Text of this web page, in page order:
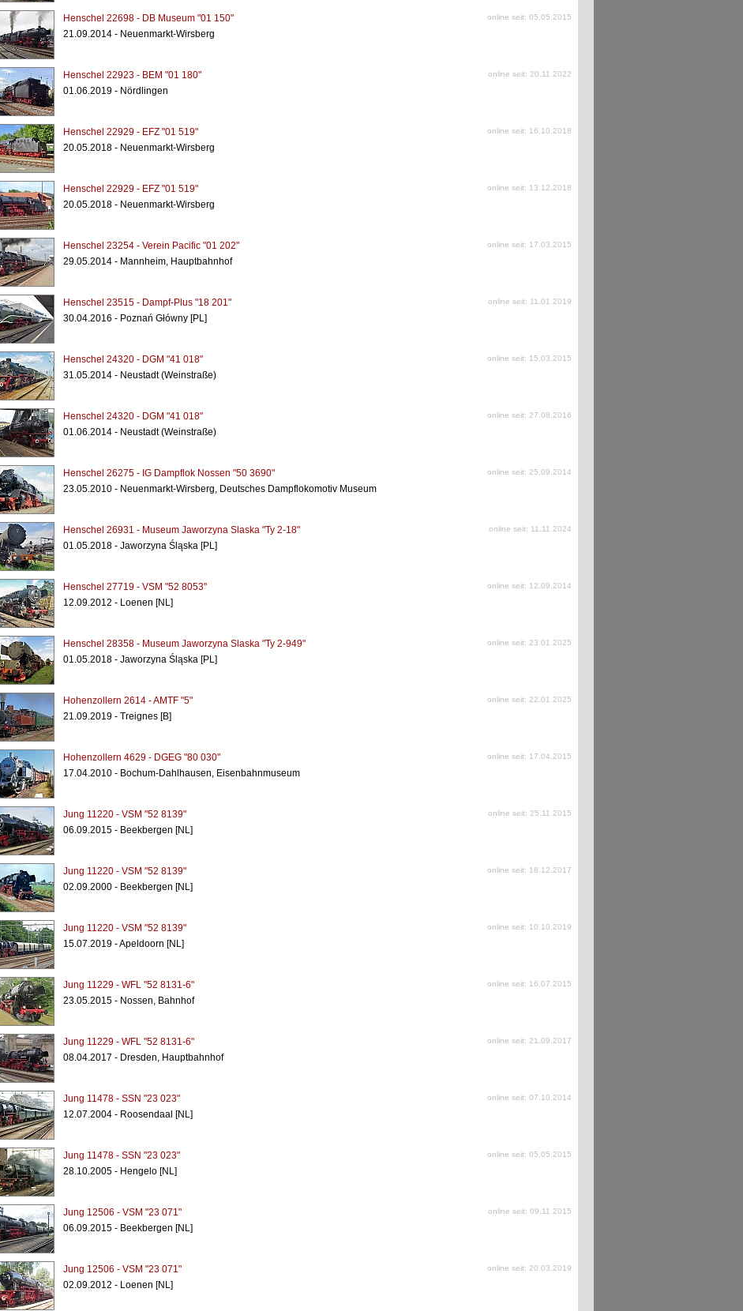
Henschel 22698 - DB Museum "01 150" online seit: 05.05.2015
21.09.2014 - Neuenmarkt-Wirsberg
Henschel 22923 - BEM "01 180" online seit: 20.11.2022
01.06.2019 - Nördlingen
Henschel 22929 - EFZ "01 519" online seit: 16.10.2018
20.05.2018 - Neuenmarkt-Wirsberg
Henschel 22929 - EFZ "01 519" online seit: 13.12.2018
20.05.2018 - Neuenmarkt-Wirsberg
Henschel 23254 - Verein Pacific "01 202" online seit: 17.03.2015
29.05.2014 - Mannheim, Hauptbahnhof
Henschel 23515 - Dampf-Plus "18 201" online seit: 11.01.2019
30.04.2016 - Poznań Główny [PL]
Henschel 24320 - DGM "41 018" online seit: 15.03.2015
31.05.2014 - Neustadt (Weinstraße)
Henschel 24320 - DGM "41 018" online seit: 27.08.2016
01.06.2014 - Neustadt (Weinstraße)
Henschel 26275 - IG Dampflok Nossen "50 3690" online seit: 25.09.2014
23.05.2010 - Neuenmarkt-Wirsberg, Deutsches Dampflokomotiv Museum
Henschel 26931 - Museum Jaworzyna Slaska "Ty 2-18" online seit: 11.11.2024
01.05.2018 - Jaworzyna Śląska [PL]
Henschel 27719 - VSM "52 8053" online seit: 12.09.2014
12.09.2012 - Loenen [NL]
Henschel 28358 - Museum Jaworzyna Slaska "Ty 2-949" online seit: 23.01.2025
01.05.2018 - Jaworzyna Śląska [PL]
Hohenzollern 2614 - AMTF "5" online seit: 22.01.2025
21.09.2019 - Treignes [B]
Hohenzollern 4629 - DGEG "80 030" online seit: 17.04.2015
17.04.2010 - Bochum-Dahlhausen, Eisenbahnmuseum
Jung 11220 - VSM "52 8139" online seit: 25.11.2015
06.09.2015 - Beekbergen [NL]
Jung 11220 - VSM "52 8139" online seit: 18.12.2017
02.09.2000 - Beekbergen [NL]
Jung 11220 - VSM "52 8139" online seit: 10.10.2019
15.07.2019 - Apeldoorn [NL]
Jung 11229 - WFL "52 8131-6" online seit: 16.07.2015
23.05.2015 - Nossen, Bahnhof
Jung 11229 - WFL "52 8131-6" online seit: 21.09.2017
08.04.2017 - Dresden, Hauptbahnhof
Jung 11478 - SSN "23 023" online seit: 07.10.2014
12.07.2004 - Roosendaal [NL]
Jung 11478 - SSN "23 023" online seit: 05.05.2015
28.10.2005 - Hengelo [NL]
Jung 12506 - VSM "23 071" online seit: 09.11.2015
06.09.2015 - Beekbergen [NL]
Jung 12506 - VSM "23 071" online seit: 20.03.2019
02.09.2012 - Loenen [NL]